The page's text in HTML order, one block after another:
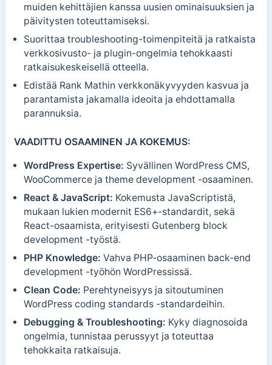
muiden kehittäjien kanssa uusien ominaisuuksien ja
päivitysten toteuttamiseksi.
Suorittaa troubleshooting-toimenpiteitä ja ratkaista
verkkosivusto- ja plugin-ongelmia tehokkaasti
ratkaisukeskeisellä otteella.
Edistää Rank Mathin verkkonäkyvyyden kasvua ja
parantamista jakamalla ideoita ja ehdottamalla
parannuksia.
VAADITTU OSAAMINEN JA KOKEMUS:
WordPress Expertise: Syvällinen WordPress CMS,
WooCommerce ja theme development -osaaminen.
React & JavaScript: Kokemusta JavaScriptistä,
mukaan lukien modernit ES6+-standardit, sekä
React-osaamista, erityisesti Gutenberg block
development -työstä.
PHP Knowledge: Vahva PHP-osaaminen back-end
development -työhön WordPressissä.
Clean Code: Perehtyneisyys ja sitoutuminen
WordPress coding standards -standardeihin.
Debugging & Troubleshooting: Kyky diagnosoida
ongelmia, tunnistaa perussyyt ja toteuttaa
tehokkaita ratkaisuja.